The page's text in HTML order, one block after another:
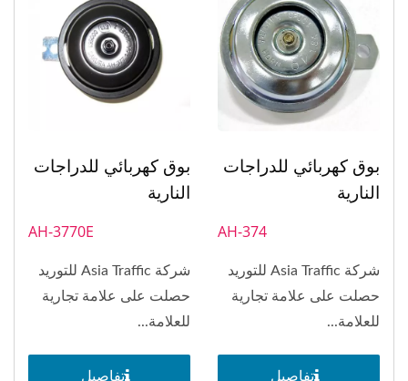
بوق كهربائي للدراجات
النارية
AH-374
شركة Asia Traffic للتوريد
حصلت على علامة تجارية
للعلامة...
تفاصيل
بوق كهربائي للدراجات
النارية
AH-3770E
شركة Asia Traffic للتوريد
حصلت على علامة تجارية
للعلامة...
تفاصيل